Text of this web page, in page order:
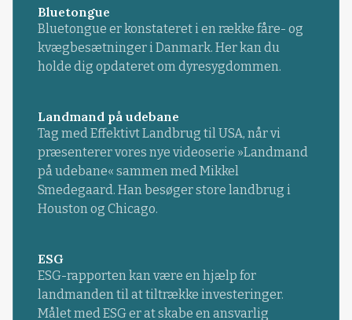
Bluetongue
Bluetongue er konstateret i en række fåre- og
kvægbesætninger i Danmark. Her kan du
holde dig opdateret om dyresygdommen.
Landmand på udebane
Tag med Effektivt Landbrug til USA, når vi
præsenterer vores nye videoserie »Landmand
på udebane« sammen med Mikkel
Smedegaard. Han besøger store landbrug i
Houston og Chicago.
ESG
ESG-rapporten kan være en hjælp for
landmanden til at tiltrække investeringer.
Målet med ESG er at skabe en ansvarlig